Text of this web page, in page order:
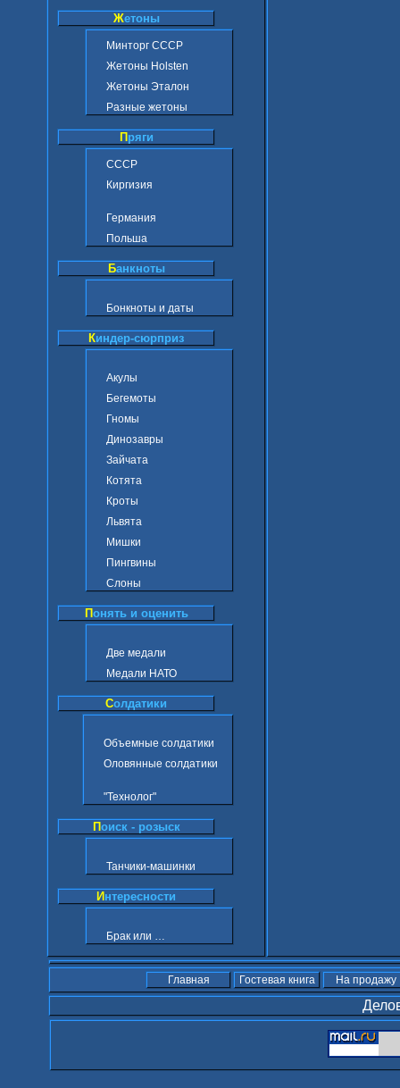
Жетоны
Минторг СССР
Жетоны Holsten
Жетоны Эталон
Разные жетоны
П ряги
СССР
Киргизия
Германия
Польша
Банкноты
Бонкноты и даты
Киндер-сюрприз
Акулы
Бегемоты
Гномы
Динозавры
Зайчата
Котята
Кроты
Львята
Мишки
Пингвины
Слоны
Понять и оценить
Две медали
Медали НАТО
Солдатики
Объемные солдатики
Оловянные солдатики
"Технолог"
Поиск - розыск
Танчики-машинки
И нтересности
Брак или …
Главная Гостевая книга На продажу